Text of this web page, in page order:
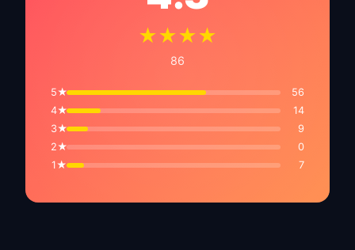
★★★★
86
5★
56
4★
14
3★
9
2★
0
1★
7